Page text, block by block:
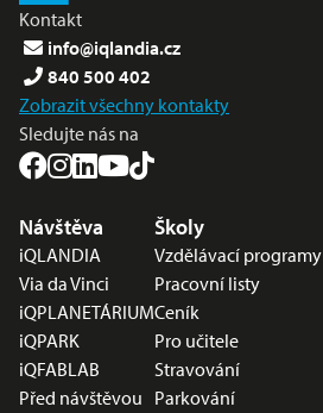
Kontakt
info@iqlandia.cz
840 500 402
Zobrazit všechny kontakty
Sledujte nás na
Nabídka v zápatí
Návštěva
iQLANDIA
Via da Vinci
iQPLANETÁRIUM
iQPARK
iQFABLAB
Před návštěvou
Školy
Vzdělávací programy
Pracovní listy
Ceník
Pro učitele
Stravování
Parkování